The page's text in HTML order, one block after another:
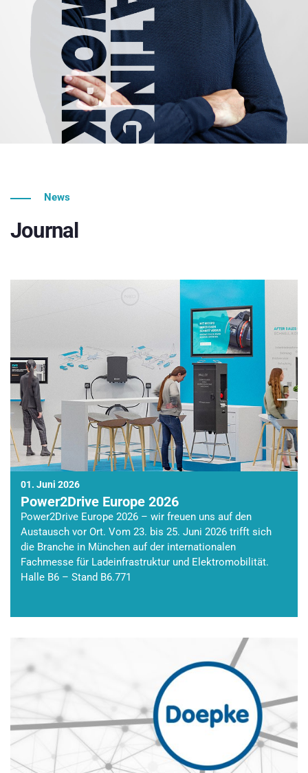
News
Journal
01. Juni 2026
Power2Drive Europe 2026
Power2Drive Europe 2026 – wir freuen uns auf den
Austausch vor Ort. Vom 23. bis 25. Juni 2026 trifft sich
die Branche in München auf der internationalen
Fachmesse für Ladeinfrastruktur und Elektromobilität.
Halle B6 – Stand B6.771